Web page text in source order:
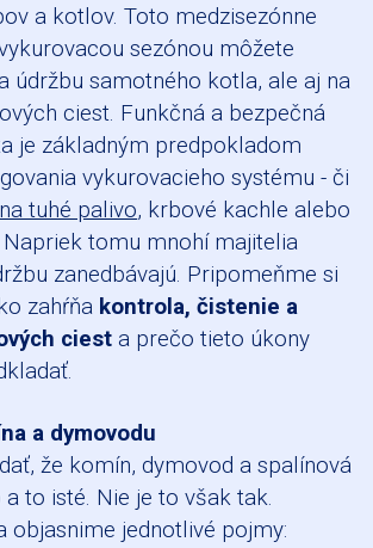
a kotlov. Toto medzisezónne
sezónou môžete
údržbu samotného kotla, ale aj na
ciest. Funkčná a bezpečná
je základným predpokladom
vykurovacieho systému - či
tuhé palivo, krbové kachle alebo
tomu mnohí majitelia
zanedbávajú. Pripomeňme si
zahŕňa kontrola, čistenie a
ciest a prečo tieto úkony
a dymovodu
že komín, dymovod a spalínová
to isté. Nie je to však tak.
objasnime jednotlivé pojmy: